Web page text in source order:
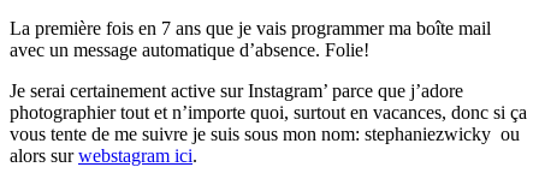
La première fois en 7 ans que je vais programmer ma boîte mail
avec un message automatique d’absence. Folie!
Je serai certainement active sur Instagram’ parce que j’adore
photographier tout et n’importe quoi, surtout en vacances, donc si ça
vous tente de me suivre je suis sous mon nom: stephaniezwicky ou
alors surwebstagram ici.